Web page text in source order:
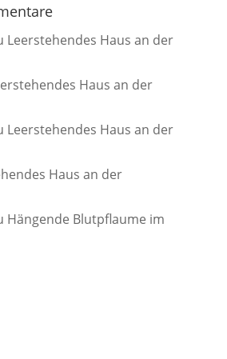
Leerstehendes Haus an der
Haus an der
Leerstehendes Haus an der
Haus an der
Hängende Blutpflaume im